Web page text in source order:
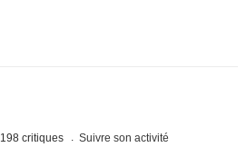
198 critiques Suivre son activité